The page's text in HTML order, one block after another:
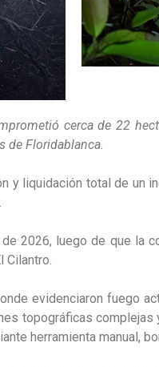
cerca de 22
de Floridablanca.
y liquidación total de
2026, luego de que la
Cilantro.
evidenciaron fuego
topográficas
herramienta manual,